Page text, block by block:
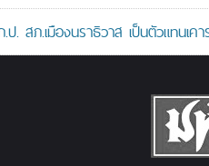
สภ.เมืองนราธิวาส เป็นตัวแทนเ